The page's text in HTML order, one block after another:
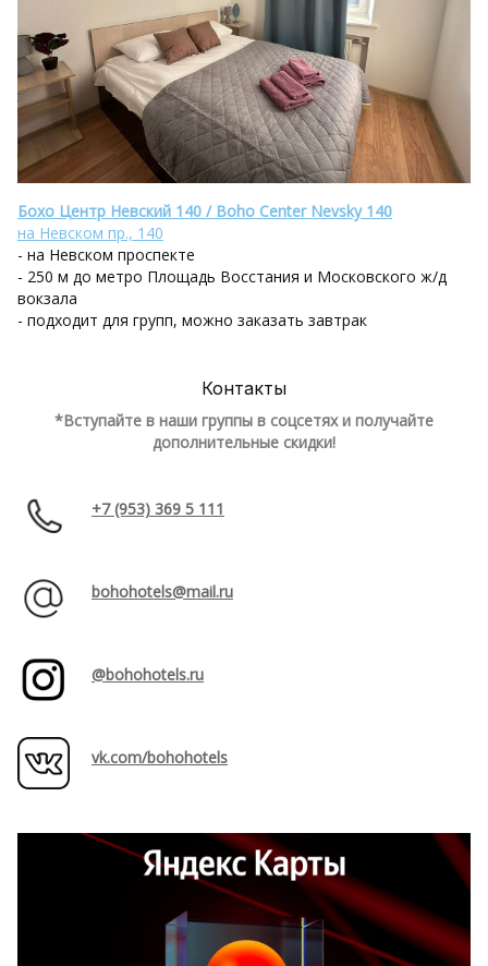
Бохо Центр Невский 140 / Boho Center Nevsky 140
на Невском пр., 140
- на Невском проспекте
- 250 м до метро Площадь Восстания и Московского ж/д
вокзала
- подходит для групп, можно заказать завтрак
Контакты
*Вступайте в наши группы в соцсетях и получайте
дополнительные скидки!
+7 (953) 369 5 111
bohohotels@mail.ru
@bohohotels.ru
vk.com/bohohotels